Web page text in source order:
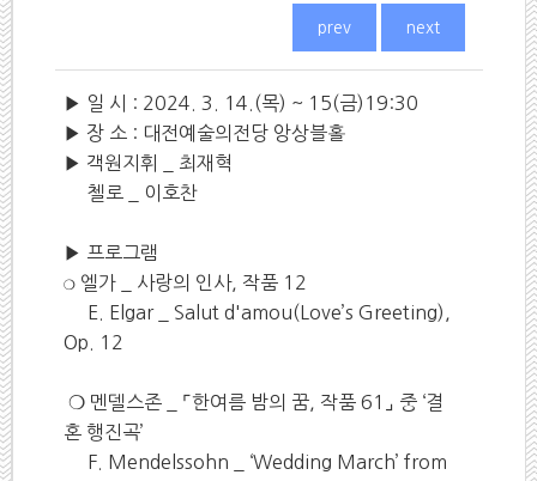
▶ 일 시 : 2024. 3. 14.(목) ~ 15(금)19:30
▶ 장 소 : 대전예술의전당 앙상블홀
▶ 객원지휘 _ 최재혁
첼로 _ 이호찬
▶ 프로그램
❍ 엘가 _ 사랑의 인사, 작품 12
E. Elgar _ Salut d'amou(Love’s Greeting),
Op. 12
❍ 멘델스존 _ ⌜한여름 밤의 꿈, 작품 61⌟ 중 ‘결
혼 행진곡’
F. Mendelssohn _ ‘Wedding March’ from